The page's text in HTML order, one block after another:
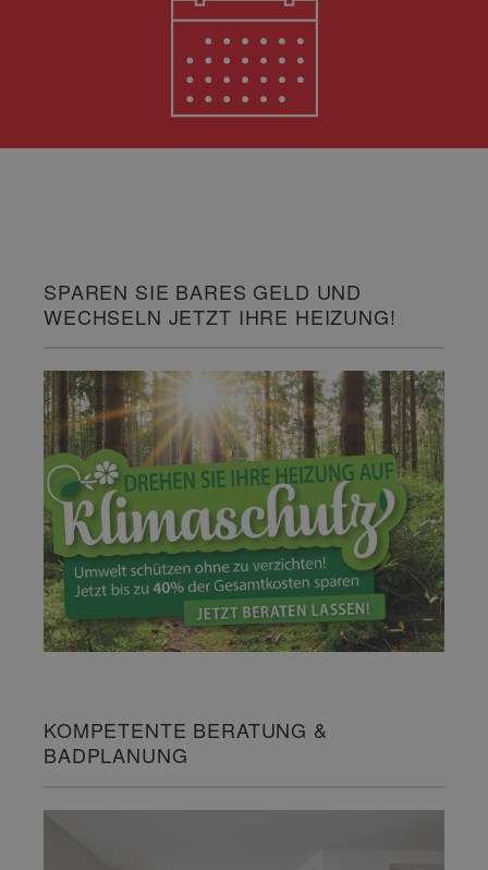
SPAREN SIE BARES GELD UND
WECHSELN JETZT IHRE HEIZUNG!
KOMPETENTE BERATUNG &
BADPLANUNG